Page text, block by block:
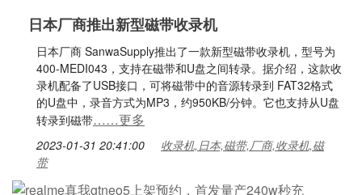
日本厂商推出新型磁带收录机
日本厂商 SanwaSupply推出了一款新型磁带收录机，型号为
400-MEDI043，支持在磁带和U盘之间转录。据介绍，这款收
录机配备了USB接口，可将磁带中的音源转录到 FAT32格式
的U盘中，录音方式为MP3，约950KB/分钟。它也支持从U盘
转录到磁带……更多
2023-01-31 20:41:00
收录机,日本,磁带,厂商,收录机,磁
带